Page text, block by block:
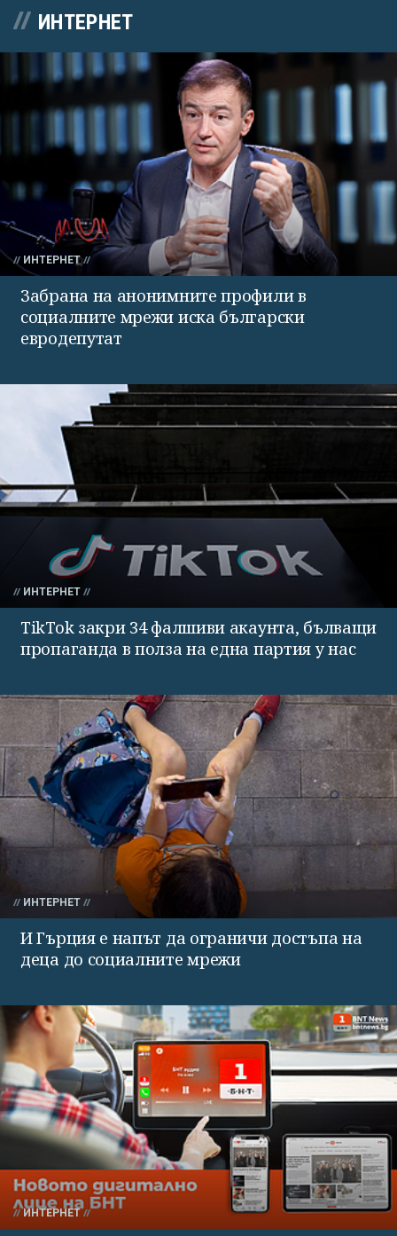
ИНТЕРНЕТ
ИНТЕРНЕТ
Забрана на анонимните профили в
социалните мрежи иска български
евродепутат
ИНТЕРНЕТ
TikTok закри 34 фалшиви акаунта, бълващи
пропаганда в полза на една партия у нас
ИНТЕРНЕТ
И Гърция е напът да ограничи достъпа на
деца до социалните мрежи
ИНТЕРНЕТ